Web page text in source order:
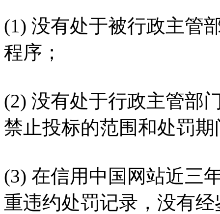
(1) 没有处于被行政主管
程序；
(2) 没有处于行政主管部
禁止投标的范围和处罚期
(3) 在信用中国网站近三
重违约处罚记录，没有